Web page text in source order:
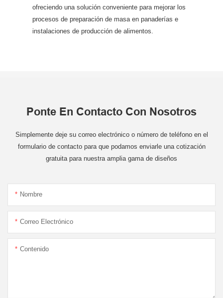
ofreciendo una solución conveniente para mejorar los
procesos de preparación de masa en panaderías e
instalaciones de producción de alimentos.
Ponte En Contacto Con Nosotros
Simplemente deje su correo electrónico o número de teléfono en el
formulario de contacto para que podamos enviarle una cotización
gratuita para nuestra amplia gama de diseños
Nombre
Correo Electrónico
Contenido